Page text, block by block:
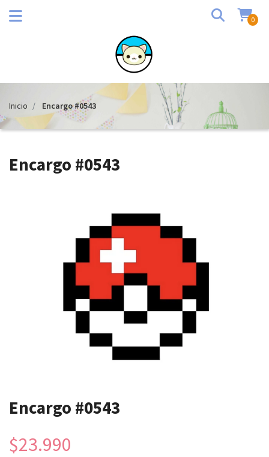
0
Inicio Encargo #0543
Encargo #0543
Encargo #0543
$23.990